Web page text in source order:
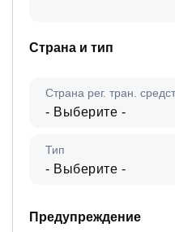
Страна и тип
Страна рег. тран.
- Выберите -
Тип
- Выберите -
Предупреждение